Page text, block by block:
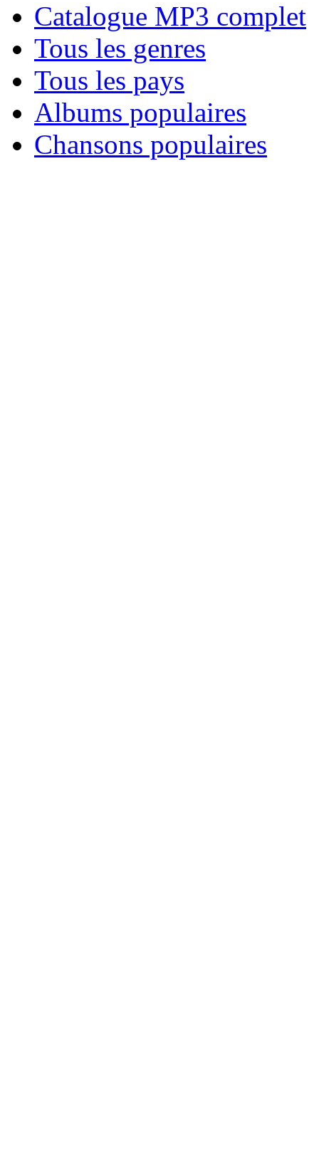
Catalogue MP3 complet
Tous les genres
Tous les pays
Albums populaires
Chansons populaires